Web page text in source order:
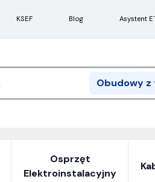
KSEF Blog Asystent
Obudowy
Search
Osprzęt
Elektroinstalacyjny